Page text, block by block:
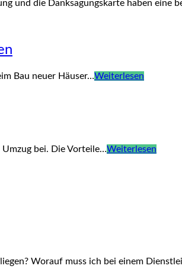
und die Danksagungskarte haben eine
Bau neuer Häuser…Weiterlesen
bei. Die Vorteile…Weiterlesen
Worauf muss ich bei einem